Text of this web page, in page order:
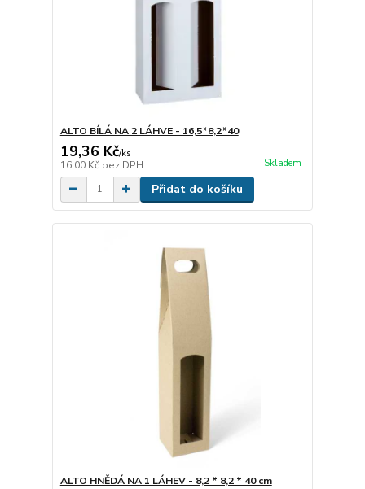
ALTO BÍLÁ NA 2 LÁHVE - 16,5*8,2*40
19,36 Kč/ks
16,00 Kč bez DPH Skladem
Přidat do košíku
ALTO HNĚDÁ NA 1 LÁHEV - 8,2 * 8,2 * 40 cm